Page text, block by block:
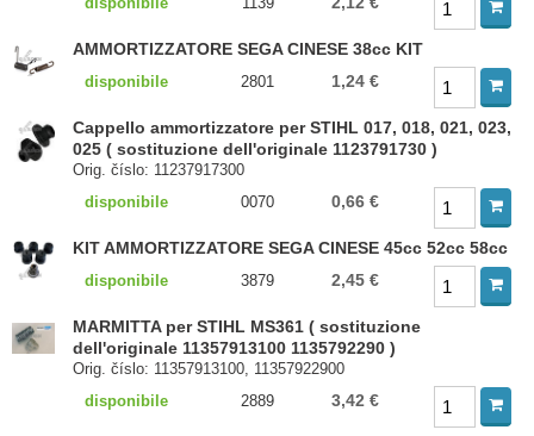
AMMORTIZZATORE SEGA CINESE 38cc KIT
disponibile 2801 1,24 €
Cappello ammortizzatore per STIHL 017, 018, 021, 023,
025 ( sostituzione dell'originale 1123791730 )
Orig. číslo: 11237917300
disponibile
0070 0,66 €
KIT AMMORTIZZATORE SEGA CINESE 45cc 52cc 58cc
disponibile 3879 2,45 €
MARMITTA per STIHL MS361 ( sostituzione
dell'originale 11357913100 1135792290 )
Orig. číslo: 11357913100, 11357922900
disponibile
2889 3,42 €